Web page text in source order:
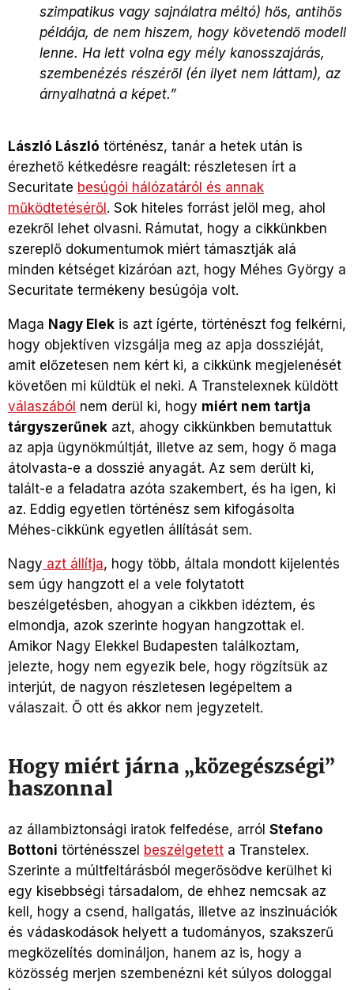
szimpatikus vagy sajnálatra méltó) hős, antihős
példája, de nem hiszem, hogy követendő modell
lenne. Ha lett volna egy mély kanosszajárás,
szembenézés részéről (én ilyet nem láttam), az
árnyalhatná a képet.”
László László történész, tanár a hetek után is
érezhető kétkedésre reagált: részletesen írt a
Securitate besúgói hálózatáról és annak
működtetéséről. Sok hiteles forrást jelöl meg, ahol
ezekről lehet olvasni. Rámutat, hogy a cikkünkben
szereplő dokumentumok miért támasztják alá
minden kétséget kizáróan azt, hogy Méhes György a
Securitate termékeny besúgója volt.
Maga Nagy Elek is azt ígérte, történészt fog felkérni,
hogy objektíven vizsgálja meg az apja dossziéját,
amit előzetesen nem kért ki, a cikkünk megjelenését
követően mi küldtük el neki. A Transtelexnek küldött
válaszából nem derül ki, hogy miért nem tartja
tárgyszerűnek azt, ahogy cikkünkben bemutattuk
az apja ügynökmúltját, illetve az sem, hogy ő maga
átolvasta-e a dosszié anyagát. Az sem derült ki,
talált-e a feladatra azóta szakembert, és ha igen, ki
az. Eddig egyetlen történész sem kifogásolta
Méhes-cikkünk egyetlen állítását sem.
Nagy azt állítja, hogy több, általa mondott kijelentés
sem úgy hangzott el a vele folytatott
beszélgetésben, ahogyan a cikkben idéztem, és
elmondja, azok szerinte hogyan hangzottak el.
Amikor Nagy Elekkel Budapesten találkoztam,
jelezte, hogy nem egyezik bele, hogy rögzítsük az
interjút, de nagyon részletesen legépeltem a
válaszait. Ő ott és akkor nem jegyzetelt.
Hogy miért járna „közegészségi”
haszonnal
az állambiztonsági iratok felfedése, arról Stefano
Bottoni történésszel beszélgetett a Transtelex.
Szerinte a múltfeltárásból megerősödve kerülhet ki
egy kisebbségi társadalom, de ehhez nemcsak az
kell, hogy a csend, hallgatás, illetve az inszinuációk
és vádaskodások helyett a tudományos, szakszerű
megközelítés domináljon, hanem az is, hogy a
közösség merjen szembenézni két súlyos dologgal